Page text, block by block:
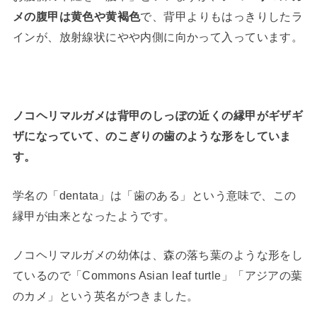
メの腹甲は黄色や黄褐色で、背甲よりもはっきりしたラ
インが、放射線状にやや内側に向かって入っています。
ノコヘリマルガメは背甲のしっぽの近くの縁甲がギザギ
ザになっていて、のこぎりの歯のような形をしていま
す。
学名の「dentata」は「歯のある」という意味で、この
縁甲が由来となったようです。
ノコヘリマルガメの幼体は、森の落ち葉のような形をし
ているので「Commons Asian leaf turtle」「アジアの葉
のカメ」という英名がつきました。